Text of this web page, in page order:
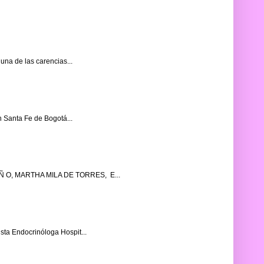
de las carencias...
Fe de Bogotá...
O, MARTHA MILA DE TORRES, E...
Endocrinóloga Hospit...